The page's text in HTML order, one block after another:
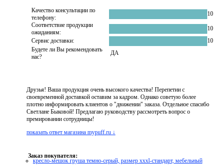
Качество консультации по
телефону:
10
Соответствие продукции
ожиданиям:
10
Сервис доставки:
10
Будете ли Вы рекомендовать
нас?
ДА
Друзья! Ваша продукция очень высокого качества! Перепетии с
своевременной доставкой оставим за кадром. Однако советую более
плотно информировать клиентов о "движении" заказа. Отдельное спасибо
Светлане Быковой! Предлагаю руководству рассмотреть вопрос о
премировании сотрудницы!
показать ответ магазина mypuff.ru ↓
Заказ покупателя:
кресло-мешок груша темно-серый, размер xххl-стандарт, мебельный